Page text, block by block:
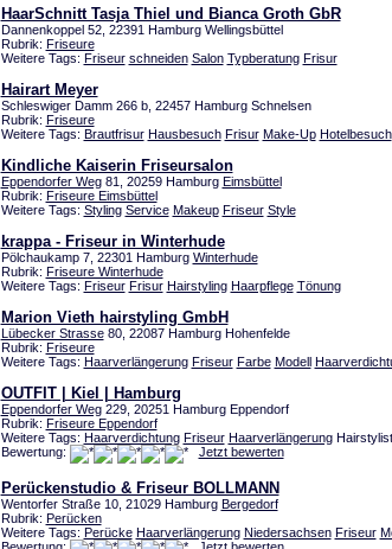
HaarSchnitt Tasja Thiel und Bianca Groth GbR
Dannenkoppel 52, 22391 Hamburg Wellingsbüttel
Rubrik: Friseure
Weitere Tags: Friseur schneiden Salon Typberatung Frisur
Hairart Meyer
Schleswiger Damm 266 b, 22457 Hamburg Schnelsen
Rubrik: Friseure
Weitere Tags: Brautfrisur Hausbesuch Frisur Make-Up Hotelbesuch
Kindliche Kaiserin Friseursalon
Eppendorfer Weg81, 20259 Hamburg Eimsbüttel
Rubrik: Friseure Eimsbüttel
Weitere Tags: Styling Service Makeup Friseur Style
krappa - Friseur in Winterhude
Pölchaukamp 7, 22301 Hamburg Winterhude
Rubrik: Friseure Winterhude
Weitere Tags: Friseur Frisur Hairstyling Haarpflege Tönung
Marion Vieth hairstyling GmbH
Lübecker Strasse80, 22087 Hamburg Hohenfelde
Rubrik: Friseure
Weitere Tags: Haarverlängerung Friseur Farbe Modell
OUTFIT | Kiel | Hamburg
Eppendorfer Weg229, 20251 Hamburg Eppendorf
Rubrik: Friseure Eppendorf
Weitere Tags: Haarverdichtung Friseur Haarverlängerung
Bewertung:
Jetzt bewerten
Perückenstudio & Friseur BOLLMANN
Wentorfer Straße 10, 21029 Hamburg Bergedorf
Rubrik: Perücken
Weitere Tags: Perücke Haarverlängerung Niedersachsen Friseur